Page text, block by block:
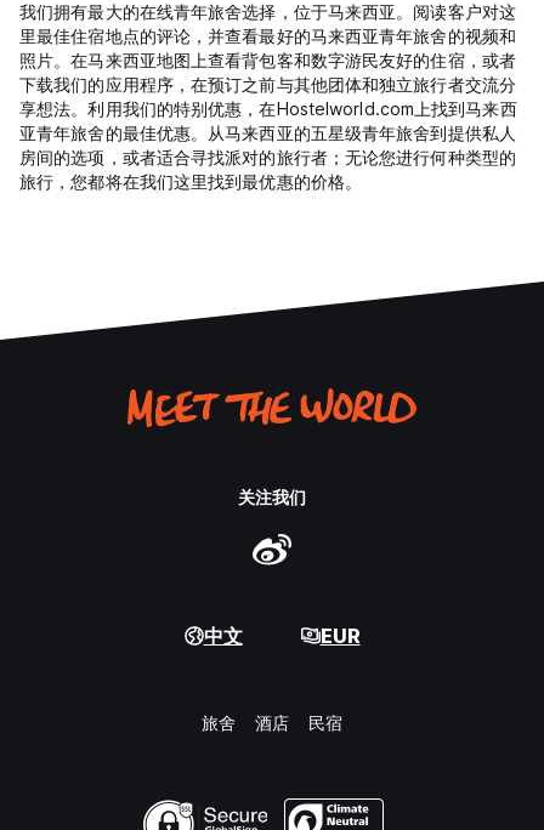
我们拥有最大的在线青年旅舍选择，位于马来西亚。阅读客户对这
里最佳住宿地点的评论，并查看最好的马来西亚青年旅舍的视频和
照片。在马来西亚地图上查看背包客和数字游民友好的住宿，或者
下载我们的应用程序，在预订之前与其他团体和独立旅行者交流分
享想法。利用我们的特别优惠，在Hostelworld.com上找到马来西
亚青年旅舍的最佳优惠。从马来西亚的五星级青年旅舍到提供私人
房间的选项，或者适合寻找派对的旅行者；无论您进行何种类型的
旅行，您都将在我们这里找到最优惠的价格。
关注我们
中文 EUR
旅舍 酒店 民宿